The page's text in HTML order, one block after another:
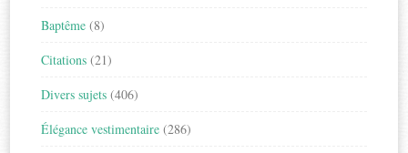
Baptême (8)
Citations (21)
Divers sujets (406)
Élégance vestimentaire (286)